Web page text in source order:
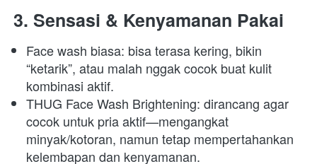
3. Sensasi & Kenyamanan Pakai
Face wash biasa: bisa terasa kering, bikin
“ketarik”, atau malah nggak cocok buat kulit
kombinasi aktif.
THUG Face Wash Brightening: dirancang agar
cocok untuk pria aktif—mengangkat
minyak/kotoran, namun tetap mempertahankan